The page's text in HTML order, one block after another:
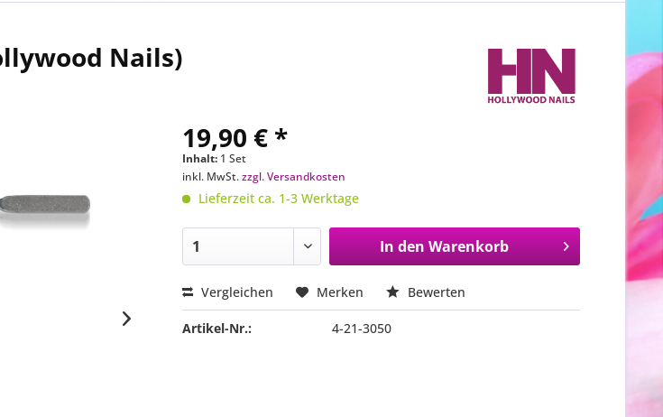
Nails)
19,90 € *
Inhalt: 1 Set
inkl. MwSt.zzgl. Versandkosten
Lieferzeit ca. 1-3 Werktage
In den Warenkorb
Vergleichen Merken Bewerten
Artikel-Nr.: 4-21-3050